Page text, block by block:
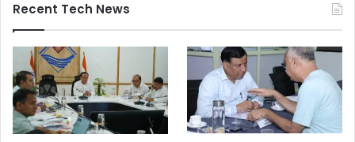
Recent Tech News